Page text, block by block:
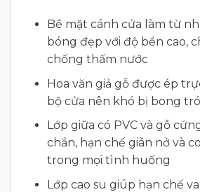
Bề mặt cánh cửa làm từ
bóng đẹp với độ bền cao,
chống thấm nước
Hoa văn giả gỗ được ép
bộ cửa nên khó bị bong
Lớp giữa có PVC và gỗ
chắn, hạn chế giãn nở và
trong mọi tình huống
Lớp cao su giúp hạn chế